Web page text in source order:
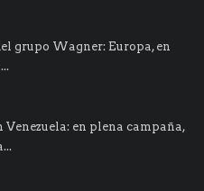
grupo Wagner: Europa, en
Venezuela: en plena campaña,